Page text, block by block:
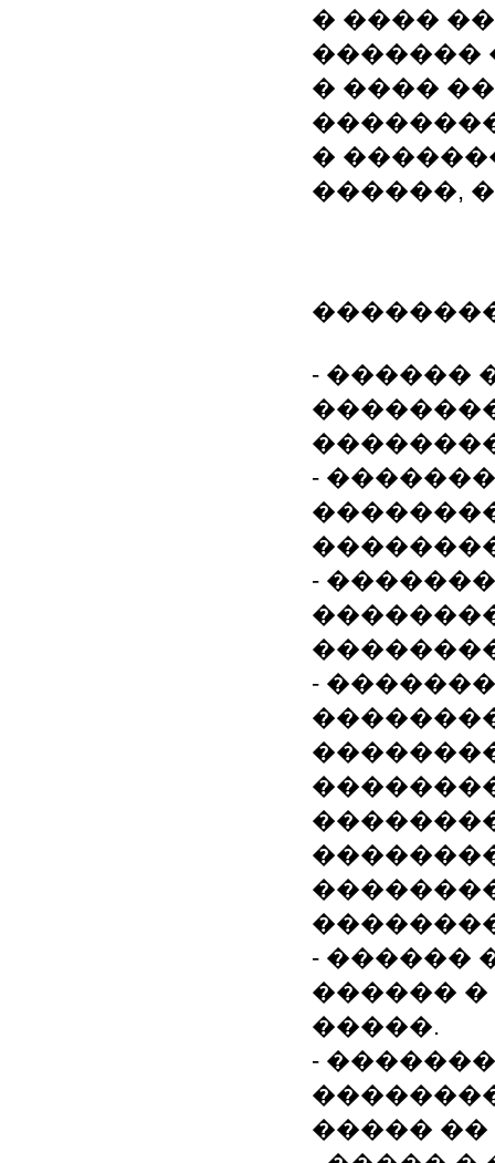
� ����
�������
� ����
�
������,
- ������
-
-
-
- ������
������
�����.
-
�����